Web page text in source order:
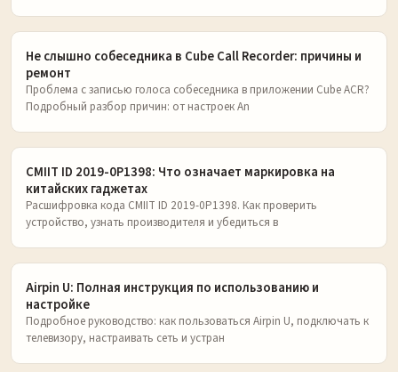
Не слышно собеседника в Cube Call Recorder: причины и
ремонт
Проблема с записью голоса собеседника в приложении Cube ACR?
Подробный разбор причин: от настроек An
CMIIT ID 2019-0P1398: Что означает маркировка на
китайских гаджетах
Расшифровка кода CMIIT ID 2019-0P1398. Как проверить
устройство, узнать производителя и убедиться в
Airpin U: Полная инструкция по использованию и
настройке
Подробное руководство: как пользоваться Airpin U, подключать к
телевизору, настраивать сеть и устран